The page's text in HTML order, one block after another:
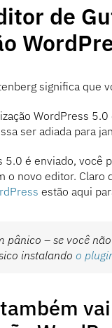
de
significa que
WordPress
ser adiada para
5.0 é enviado, você
o novo editor.
estão aqui
pânico – se você
instalando o